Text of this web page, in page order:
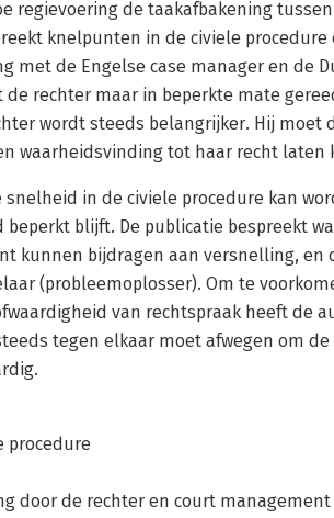
regievoering de taakafbakening
knelpunten in de civiele procedure
met de Engelse case manager en de
rechter maar in beperkte mate
wordt steeds belangrijker. Hij moet
waarheidsvinding tot haar recht laten
snelheid in de civiele procedure kan
blijft. De publicatie bespreekt
kunnen bijdragen aan versnelling, en
(probleemoplosser). Om te
van rechtspraak heeft de
tegen elkaar moet afwegen om
procedure
door de rechter en court